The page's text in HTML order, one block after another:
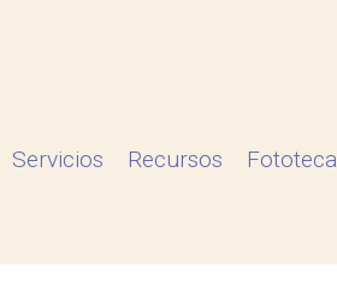
Servicios Recursos Fototeca